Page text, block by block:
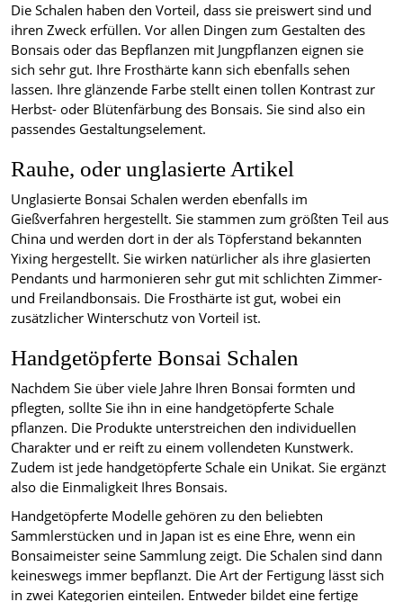
Die Schalen haben den Vorteil, dass sie preiswert sind und
ihren Zweck erfüllen. Vor allen Dingen zum Gestalten des
Bonsais oder das Bepflanzen mit Jungpflanzen eignen sie
sich sehr gut. Ihre Frosthärte kann sich ebenfalls sehen
lassen. Ihre glänzende Farbe stellt einen tollen Kontrast zur
Herbst- oder Blütenfärbung des Bonsais. Sie sind also ein
passendes Gestaltungselement.
Rauhe, oder unglasierte Artikel
Unglasierte Bonsai Schalen werden ebenfalls im
Gießverfahren hergestellt. Sie stammen zum größten Teil aus
China und werden dort in der als Töpferstand bekannten
Yixing hergestellt. Sie wirken natürlicher als ihre glasierten
Pendants und harmonieren sehr gut mit schlichten Zimmer-
und Freilandbonsais. Die Frosthärte ist gut, wobei ein
zusätzlicher Winterschutz von Vorteil ist.
Handgetöpferte Bonsai Schalen
Nachdem Sie über viele Jahre Ihren Bonsai formten und
pflegten, sollte Sie ihn in eine handgetöpferte Schale
pflanzen. Die Produkte unterstreichen den individuellen
Charakter und er reift zu einem vollendeten Kunstwerk.
Zudem ist jede handgetöpferte Schale ein Unikat. Sie ergänzt
also die Einmaligkeit Ihres Bonsais.
Handgetöpferte Modelle gehören zu den beliebten
Sammlerstücken und in Japan ist es eine Ehre, wenn ein
Bonsaimeister seine Sammlung zeigt. Die Schalen sind dann
keineswegs immer bepflanzt. Die Art der Fertigung lässt sich
in zwei Kategorien einteilen. Entweder bildet eine fertige